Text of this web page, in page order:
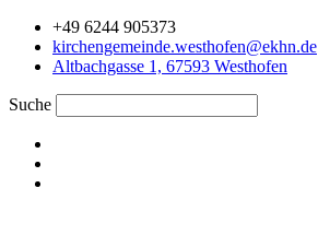
Zum
Inhalt
springen
+49 6244 905373
kirchengemeinde.westhofen@ekhn.de
Altbachgasse 1, 67593 Westhofen
Suche